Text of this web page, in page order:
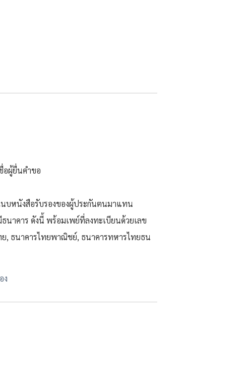
อผู้ยื่นคำขอ
บหนังสือรับรองของผู้ประกันตนมาแทน
าคาร ดังนี้ พร้อมเพย์ที่ลงทะเบียนด้วยเลข
ย, ธนาคารไทยพาณิชย์, ธนาคารทหารไทยธน
ง